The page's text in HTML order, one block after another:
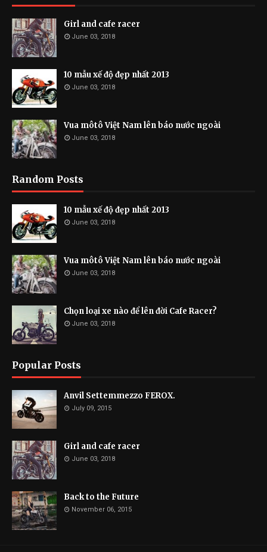
Girl and cafe racer
June 03, 2018
10 mẫu xế độ đẹp nhất 2013
June 03, 2018
Vua môtô Việt Nam lên báo nước ngoài
June 03, 2018
Random Posts
10 mẫu xế độ đẹp nhất 2013
June 03, 2018
Vua môtô Việt Nam lên báo nước ngoài
June 03, 2018
Chọn loại xe nào để lên đời Cafe Racer?
June 03, 2018
Popular Posts
Anvil Settemmezzo FEROX.
July 09, 2015
Girl and cafe racer
June 03, 2018
Back to the Future
November 06, 2015